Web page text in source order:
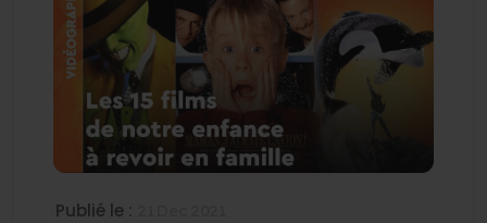
Publié le :